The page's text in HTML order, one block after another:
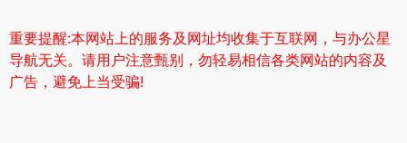
重要提醒:本网站上的服务及网址均收集于互联网，与办公星
导航无关。请用户注意甄别，勿轻易相信各类网站的内容及
广告，避免上当受骗!